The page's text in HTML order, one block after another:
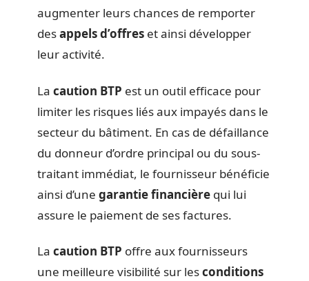
augmenter leurs chances de remporter
desappels d’offres et ainsi développer
leur activité.
La caution BTP est un outil efficace pour
limiter les risques liés aux impayés dans le
secteur du bâtiment. En cas de défaillance
du donneur d’ordre principal ou du sous-
traitant immédiat, le fournisseur bénéficie
ainsi d’une garantie financière qui lui
assure le paiement de ses factures.
La caution BTP offre aux fournisseurs
une meilleure visibilité sur lesconditions